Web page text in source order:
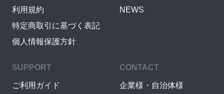
利用規約
特定商取引に基づく表記
個人情報保護方針
NEWS
SUPPORT
ご利用ガイド
CONTACT
企業様・自治体様